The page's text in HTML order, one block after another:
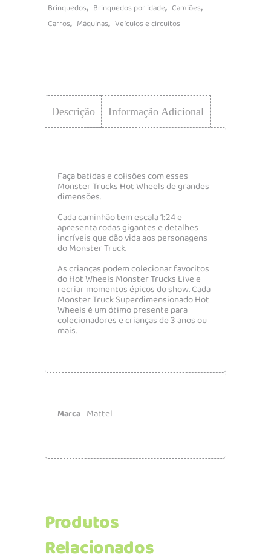
Brinquedos, Brinquedos por idade, Camiões,
Carros, Máquinas, Veículos e circuitos
Descrição Informação Adicional
Faça batidas e colisões com esses
Monster Trucks Hot Wheels de grandes
dimensões.
Cada caminhão tem escala 1:24 e
apresenta rodas gigantes e detalhes
incríveis que dão vida aos personagens
do Monster Truck.
As crianças podem colecionar favoritos
do Hot Wheels Monster Trucks Live e
recriar momentos épicos do show. Cada
Monster Truck Superdimensionado Hot
Wheels é um ótimo presente para
colecionadores e crianças de 3 anos ou
mais.
Marca Mattel
Produtos
Relacionados